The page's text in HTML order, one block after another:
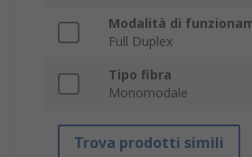
Modalità di
Full Duplex
Tipo fibra
Monomodale
Trova prodotti simili